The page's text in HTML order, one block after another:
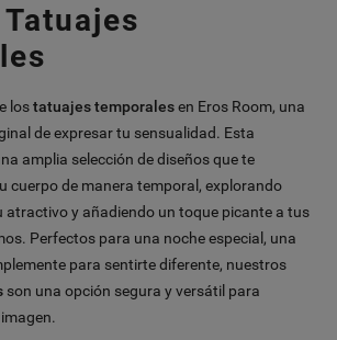
lostatuajes temporalesen Eros Room, una
de expresar tu sensualidad. Esta
amplia selección de diseños que te
cuerpo de manera temporal, explorando
atractivo y añadiendo un toque picante a tus
Perfectos para una noche especial, una
para sentirte diferente, nuestros
son una opción segura y versátil para